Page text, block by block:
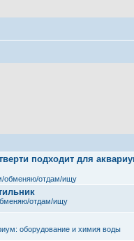
подходит для
обменяю/отдам/ищу
отдам/ищу
оборудование и химия воды